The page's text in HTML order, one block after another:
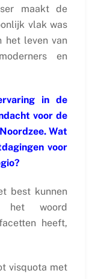
maakt de
vlak was
het leven van
en
in de
voor de
Wat
voor
best kunnen
het woord
heeft,
visquota met